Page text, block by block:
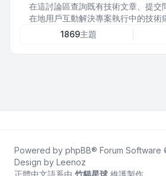
在這討論區查詢既有技術文章、提交
在地用戶互動解決專案執行中的技術
1869主題
Powered by phpBB® Forum Software
Design by Leenoz
正體中文語系由 竹貓星球 維護製作